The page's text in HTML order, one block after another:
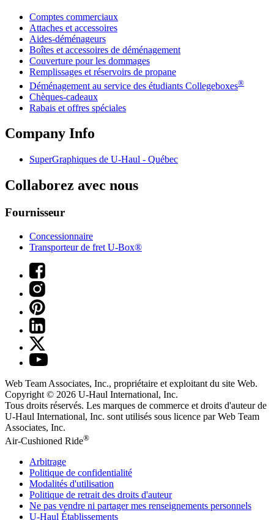
Comptes commerciaux
Attaches et accessoires
Aides-déménageurs
Boîtes et accessoires de déménagement
Couverture pour les dommages
Remplissages et réservoirs de propane
Déménagement au service des étudiants Collegeboxes®
Chèques-cadeaux
Rabais et offres spéciales
Company Info
SuperGraphiques de U-Haul - Québec
Collaborez avec nous
Fournisseur
Concessionnaire
Transporteur de fret U-Box®
Web Team Associates, Inc., propriétaire et exploitant du site Web.
Copyright © 2026 U-Haul International, Inc.
Tous droits réservés. Les marques de commerce et droits d'auteur de
U-Haul International, Inc. sont utilisés sous licence par Web Team
Associates, Inc.
Air-Cushioned Ride®
Arbitrage
Politique de confidentialité
Modalités d'utilisation
Politique de retrait des droits d'auteur
Ne pas vendre ni partager mes renseignements personnels
U-Haul Établissements